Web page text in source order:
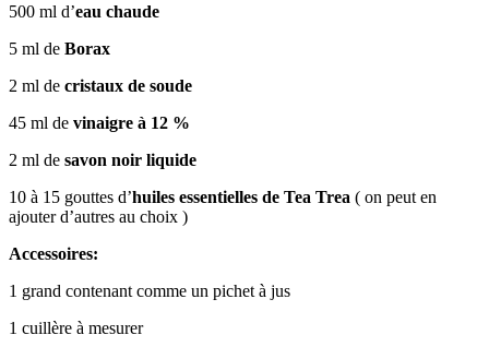
500 ml d’eau chaude
5 ml de Borax
2 ml de cristaux de soude
45 ml de vinaigre à 12 %
2 ml de savon noir liquide
10 à 15 gouttes d’huiles essentielles de Tea Trea ( on peut en
ajouter d’autres au choix )
Accessoires:
1 grand contenant comme un pichet à jus
1 cuillère à mesurer